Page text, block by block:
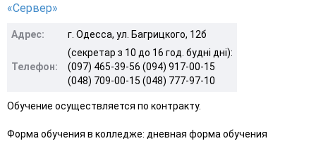
«Сервер»
Адрес: г. Одесса, ул. Багрицкого, 12б
Телефон:
(секретар з 10 до 16 год. будні дні):
(097) 465-39-56 (094) 917-00-15
(048) 709-00-15 (048) 777-97-10
Обучение осуществляется по контракту.
Форма обучения в колледже: дневная форма обучения